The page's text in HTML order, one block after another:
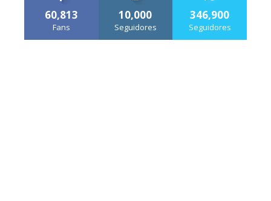
60,813
Fans
10,000
Seguidores
346,900
Seguidores